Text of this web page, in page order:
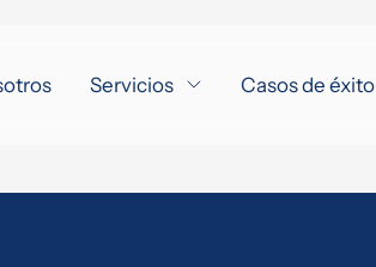
Servicios Casos de éxito